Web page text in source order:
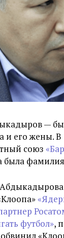
—
и его жены.
союз
была
футбол»,